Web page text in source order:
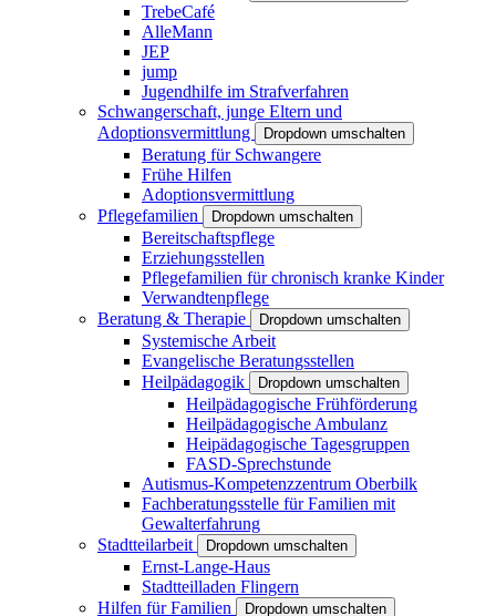
TrebeCafé
AlleMann
JEP
jump
Jugendhilfe im Strafverfahren
Schwangerschaft, junge Eltern und
Adoptionsvermittlung
Dropdown umschalten
Beratung für Schwangere
Frühe Hilfen
Adoptionsvermittlung
Pflegefamilien
Dropdown umschalten
Bereitschaftspflege
Erziehungsstellen
Pflegefamilien für chronisch kranke Kinder
Verwandtenpflege
Beratung & Therapie
Dropdown umschalten
Systemische Arbeit
Evangelische Beratungsstellen
Heilpädagogik
Dropdown umschalten
Heilpädagogische Frühförderung
Heilpädagogische Ambulanz
Heipädagogische Tagesgruppen
FASD-Sprechstunde
Autismus-Kompetenzzentrum Oberbilk
Fachberatungsstelle für Familien mit
Gewalterfahrung
Stadtteilarbeit
Dropdown umschalten
Ernst-Lange-Haus
Stadtteilladen Flingern
Hilfen für Familien
Dropdown umschalten